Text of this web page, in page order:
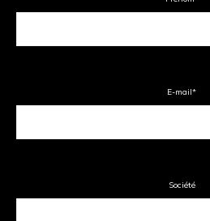
E-mail*
Société